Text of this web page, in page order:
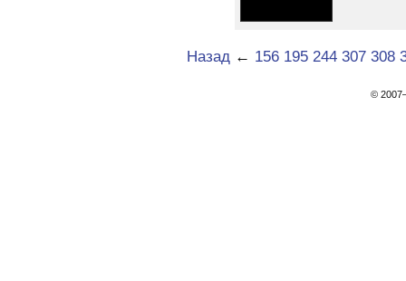
Назад← 156 195 244 307 308
©